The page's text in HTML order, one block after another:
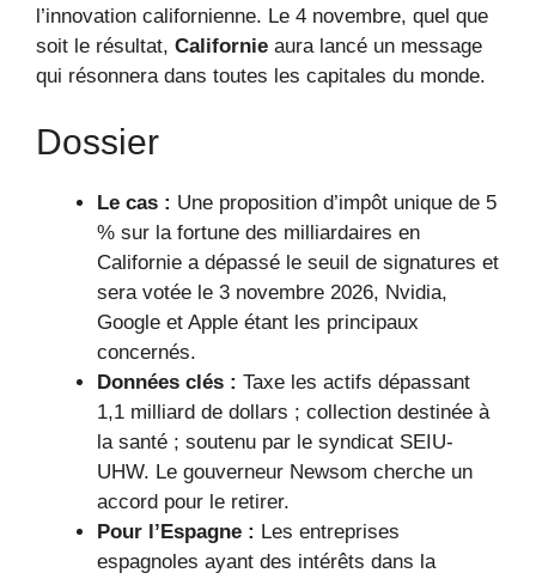
l’innovation californienne. Le 4 novembre, quel que
soit le résultat, Californie aura lancé un message
qui résonnera dans toutes les capitales du monde.
Dossier
Le cas : Une proposition d’impôt unique de 5
% sur la fortune des milliardaires en
Californie a dépassé le seuil de signatures et
sera votée le 3 novembre 2026, Nvidia,
Google et Apple étant les principaux
concernés.
Données clés : Taxe les actifs dépassant
1,1 milliard de dollars ; collection destinée à
la santé ; soutenu par le syndicat SEIU-
UHW. Le gouverneur Newsom cherche un
accord pour le retirer.
Pour l’Espagne : Les entreprises
espagnoles ayant des intérêts dans la